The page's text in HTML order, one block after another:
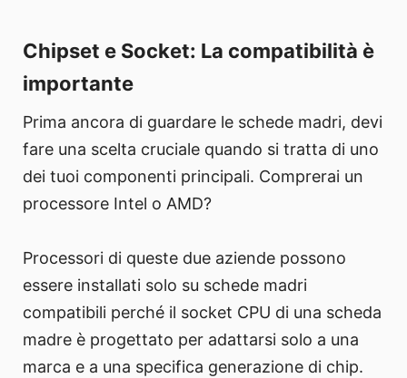
Chipset e Socket: La compatibilità è
importante
Prima ancora di guardare le schede madri, devi
fare una scelta cruciale quando si tratta di uno
dei tuoi componenti principali. Comprerai un
processore Intel o AMD?
Processori di queste due aziende possono
essere installati solo su schede madri
compatibili perché il socket CPU di una scheda
madre è progettato per adattarsi solo a una
marca e a una specifica generazione di chip.